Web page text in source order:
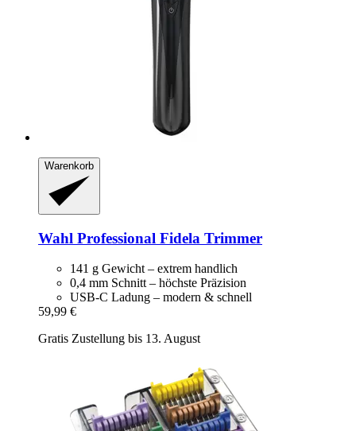
Warenkorb
Wahl Professional Fidela Trimmer
141 g Gewicht – extrem handlich
0,4 mm Schnitt – höchste Präzision
USB-C Ladung – modern & schnell
59,99 €
Gratis Zustellung bis 13. August